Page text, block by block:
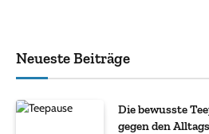
Neueste Beiträge
Die bewusste
gegen den